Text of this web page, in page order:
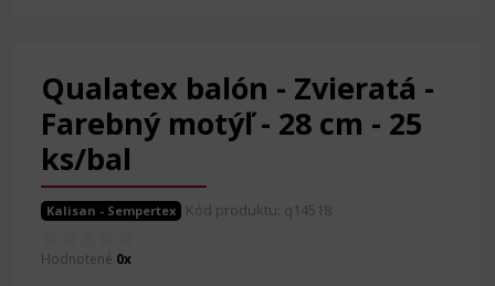
Qualatex balón - Zvieratá -
Farebný motýľ - 28 cm - 25
ks/bal
Kalisan - Sempertex Kód produktu: q14518
Hodnotené 0x